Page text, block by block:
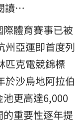
讀…
體育賽事已被
州亞運即首度列
匹克電競錦標
於沙烏地阿拉伯
更高達6,000
重要性逐年提